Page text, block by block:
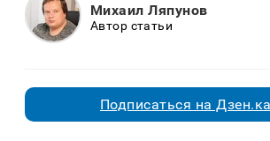
Михаил Ляпунов
Автор статьи
Подписаться на